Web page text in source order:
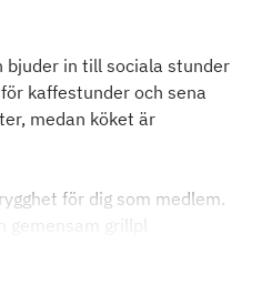
bjuder in till sociala stunder
kaffestunder och sena
medan köket är
för dig som medlem.
grillpl